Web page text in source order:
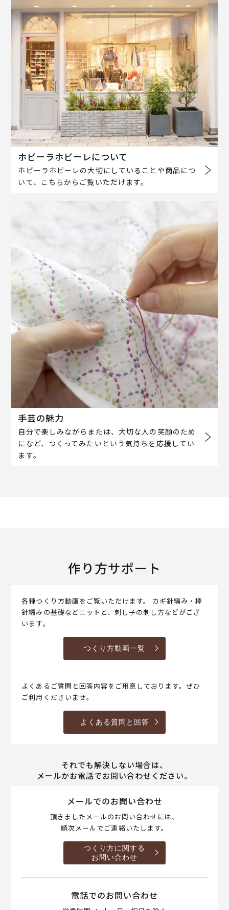
ホビーラホビーレについて
ホビーラホビーレの大切にしていることや商品につ
いて、こちらからご覧いただけます。
手芸の魅力
自分で楽しみながらまたは、大切な人の笑顔のため
になど、つくってみたいという気持ちを応援してい
ます。
作り方サポート
各種つくり方動画をご覧いただけます。 カギ針編み・棒
針編みの基礎などニットと、刺し子の刺し方などがござ
います。
つくり方動画一覧
よくあるご質問と回答内容をご用意しております。ぜひ
ご利用くださいませ。
よくある質問と回答
それでも解決しない場合は、
メールかお電話でお問い合わせください。
メールでのお問い合わせ
頂きましたメールのお問い合わせには、
順次メールでご連絡いたします。
つくり方に関する
お問い合わせ
電話でのお問い合わせ